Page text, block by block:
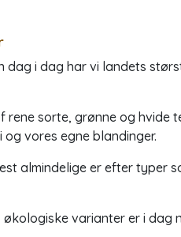
dag i dag har vi landets
sorte, grønne og hvide
vores egne blandinger.
almindelige er efter typer
varianter er i